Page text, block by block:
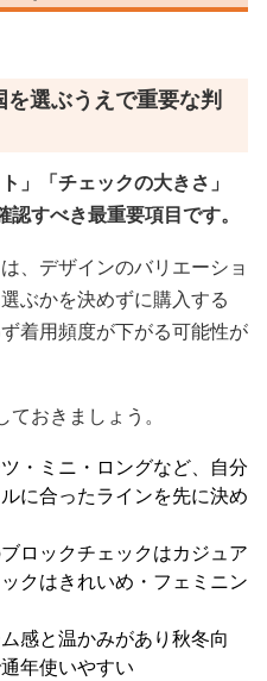
選ぶうえで重要な判
」「チェックの大きさ」
認すべき最重要項目です。
、デザインのバリエーショ
ぶかを決めずに購入する
着用頻度が下がる可能性が
おきましょう。
・ミニ・ロングなど、自分
に合ったラインを先に決め
ブロックチェックはカジュア
クはきれいめ・フェミニン
感と温かみがあり秋冬向
年使いやすい